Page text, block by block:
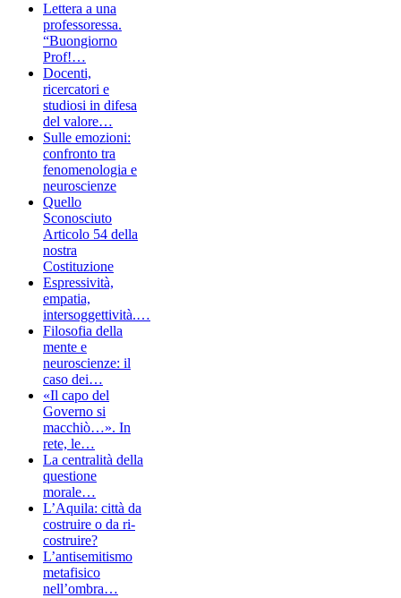
Lettera a una
professoressa.
“Buongiorno
Prof!…
Docenti,
ricercatori e
studiosi in difesa
del valore…
Sulle emozioni:
confronto tra
fenomenologia e
neuroscienze
Quello
Sconosciuto
Articolo 54 della
nostra
Costituzione
Espressività,
empatia,
intersoggettività.…
Filosofia della
mente e
neuroscienze: il
caso dei…
«Il capo del
Governo si
macchiò…». In
rete, le…
La centralità della
questione
morale…
L’Aquila: città da
costruire o da ri-
costruire?
L’antisemitismo
metafisico
nell’ombra…